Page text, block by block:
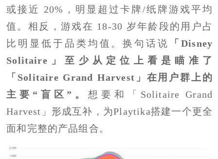
或接近 20%，明显超过卡牌/纸牌游戏平均
值。相反，游戏在 18-30 岁年龄段的用户占
比明显低于品类均值。换句话说
「Disney
Solitaire」至少从定位上看是瞄准了
「Solitaire Grand Harvest」在用户群上的
主要“盲区”。想要和「Solitaire Grand
Harvest」形成互补，为Playtika搭建一个更全
面和完整的产品组合。